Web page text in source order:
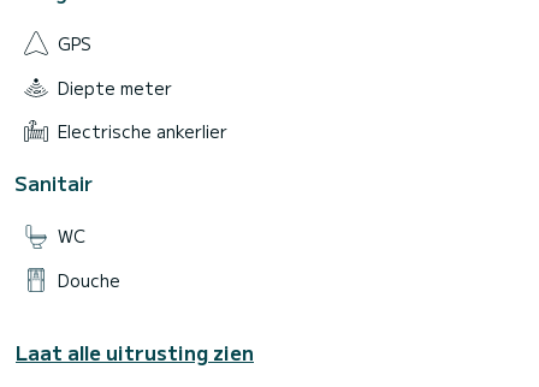
GPS
Diepte meter
Electrische ankerlier
Sanitair
WC
Douche
Laat alle uitrusting zien